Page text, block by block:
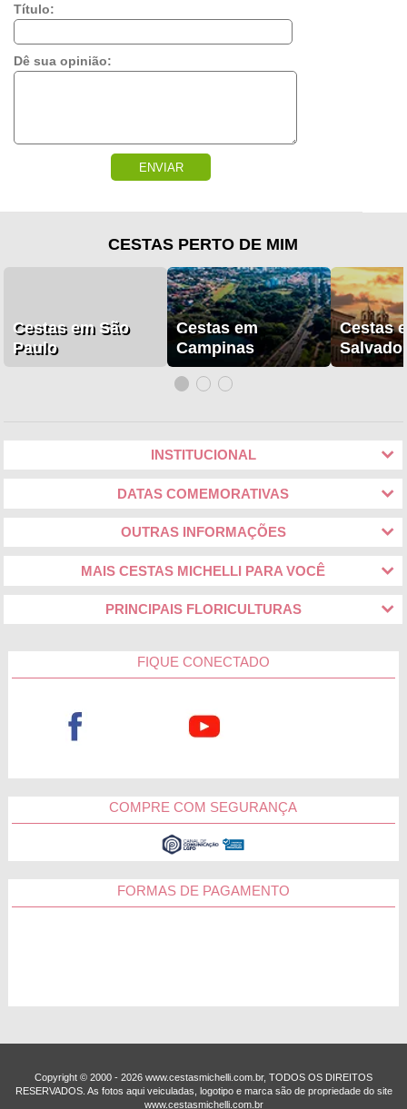
Título:
Dê sua opinião:
ENVIAR
CESTAS PERTO DE MIM
Cestas em São
Paulo
Cestas em
Campinas
Cestas
INSTITUCIONAL
DATAS COMEMORATIVAS
OUTRAS INFORMAÇÕES
MAIS CESTAS MICHELLI PARA VOCÊ
PRINCIPAIS FLORICULTURAS
FIQUE CONECTADO
COMPRE COM SEGURANÇA
FORMAS DE PAGAMENTO
Copyright © 2000 - ­2026 www.cestasmichelli.com.br, TODOS OS DIREITOS
RESERVADOS. As fotos aqui veiculadas, logotipo e marca são de propriedade do site
www.cestasmichelli.com.br